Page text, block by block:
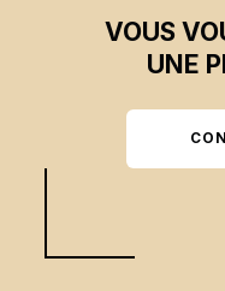
VOUS
UNE